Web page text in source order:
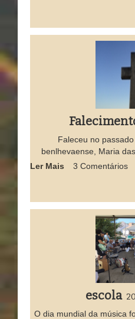
Faleceu no
benlhevaense, Maria
Ler Mais
3 Comentários
escola
O dia mundial da música